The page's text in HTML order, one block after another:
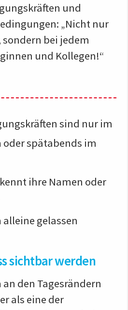
und
„Nicht nur
sondern bei jedem
und Kollegen!“
sind nur im
oder spätabends im
ihre Namen oder
gelassen
sichtbar werden
den Tagesrändern
als eine der